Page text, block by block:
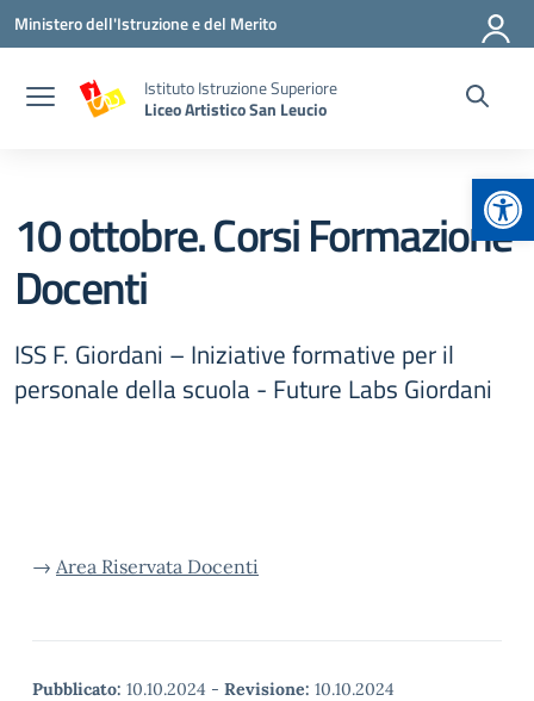
Vai ai contenuti
Vai al menu di navigazione
Vai al footer
Ministero dell'Istruzione e del Merito
Istituto Istruzione Superiore
Liceo Artistico San Leucio
10 ottobre. Corsi Formazione
Docenti
ISS F. Giordani – Iniziative formative per il
personale della scuola - Future Labs Giordani
→ Area Riservata Docenti
Pubblicato: 10.10.2024 - Revisione: 10.10.2024